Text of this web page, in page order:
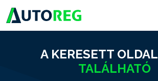
A KERESETT OLDAL
TALÁLHATÓ